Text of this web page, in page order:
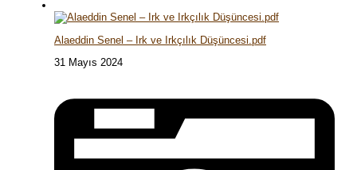
Alaeddin Senel – Irk ve Irkçılık Düşüncesi.pdf
31 Mayıs 2024